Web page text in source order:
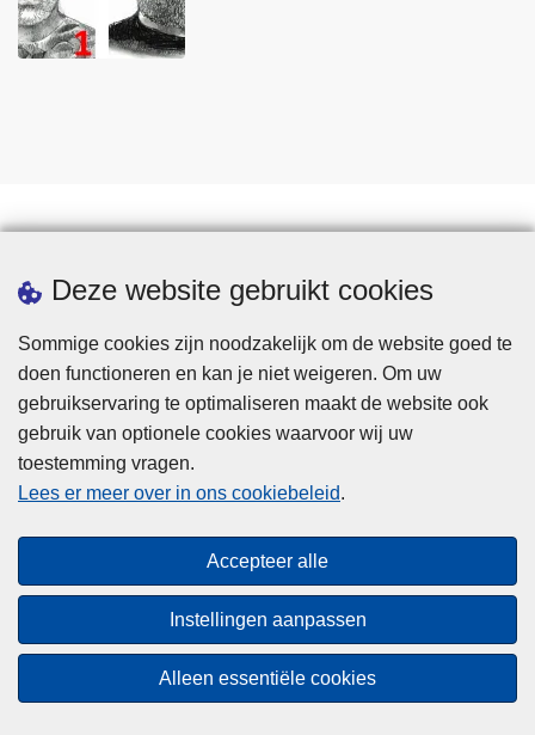
Deze website gebruikt cookies
Sommige cookies zijn noodzakelijk om de website goed te
doen functioneren en kan je niet weigeren. Om uw
gebruikservaring te optimaliseren maakt de website ook
gebruik van optionele cookies waarvoor wij uw
toestemming vragen.
Lees er meer over in ons cookiebeleid.
Accepteer alle
Instellingen aanpassen
Alleen essentiële cookies
Privacy
Cookies
Toegankelijkheid
© 2026 Politie.be